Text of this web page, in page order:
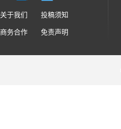
关于我们
投稿须知
商务合作
免责声明